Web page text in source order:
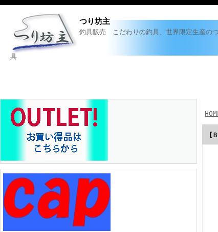
つり坊主
釣具販売 こだわりの釣具、世界限定生産の